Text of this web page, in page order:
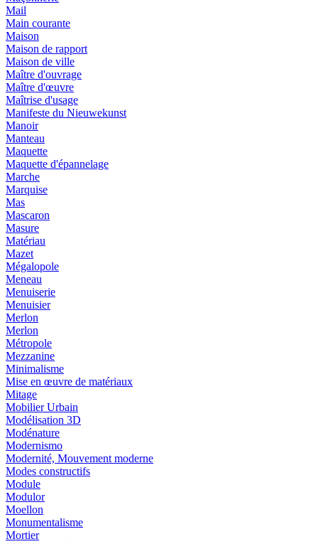
Mail
Main courante
Maison
Maison de rapport
Maison de ville
Maître d'ouvrage
Maître d'œuvre
Maîtrise d'usage
Manifeste du Nieuwekunst
Manoir
Manteau
Maquette
Maquette d'épannelage
Marche
Marquise
Mas
Mascaron
Masure
Matériau
Mazet
Mégalopole
Meneau
Menuiserie
Menuisier
Merlon
Merlon
Métropole
Mezzanine
Minimalisme
Mise en œuvre de matériaux
Mitage
Mobilier Urbain
Modélisation 3D
Modénature
Modernismo
Modernité, Mouvement moderne
Modes constructifs
Module
Modulor
Moellon
Monumentalisme
Mortier